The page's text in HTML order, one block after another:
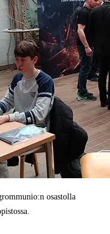
osastolla